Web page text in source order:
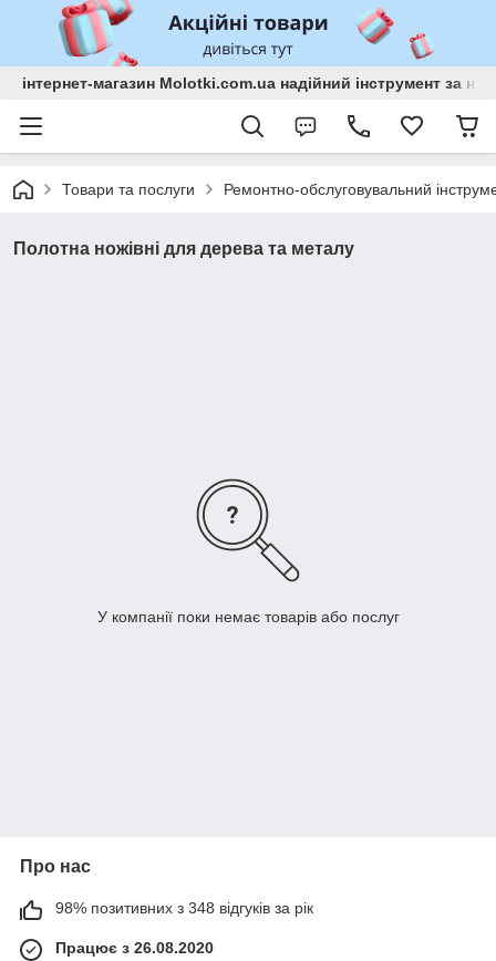
інтернет-магазин Molotki.com.ua надійний інструмент за
Товари та послуги Ремонтно-обслуговувальний
Полотна ножівні для дерева та металу
У компанії поки немає товарів або послуг
Про нас
98% позитивних з 348 відгуків за рік
Працює з 26.08.2020